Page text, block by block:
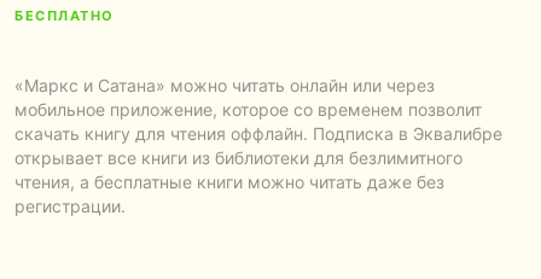
БЕСПЛАТНО
«Маркс и Сатана» можно читать онлайн или через
мобильное приложение, которое со временем позволит
скачать книгу для чтения оффлайн. Подписка в Эквалибре
открывает все книги из библиотеки для безлимитного
чтения, а бесплатные книги можно читать даже без
регистрации.